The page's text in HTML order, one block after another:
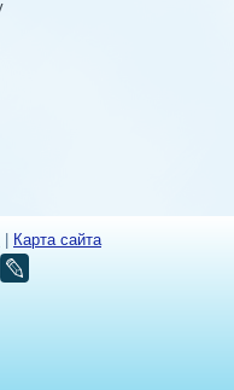
Карта сайта